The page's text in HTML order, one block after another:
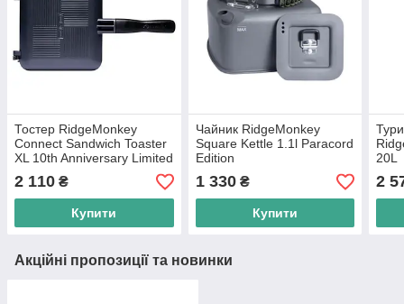
Тостер RidgeMonkey
Connect Sandwich Toaster
XL 10th Anniversary Limited
Edition
2 110 ₴
Купити
Чайник RidgeMonkey
Square Kettle 1.1l Paracord
Edition
1 330₴
Купити
20L
2
Акційні пропозиції та новинки